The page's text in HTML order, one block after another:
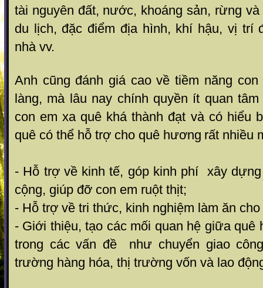
tài nguyên đất, nước, khoáng sản, rừng
du lịch, đặc điểm địa hình, khí hậu, vị trí
nhà vv.
Anh cũng đánh giá cao về tiềm năng
làng, mà lâu nay chính quyền ít quan
con em xa quê khá thành đạt và có hiểu
quê có thể hỗ trợ cho quê hương rất nhiều
- Hỗ trợ về kinh tế, góp kinh phí xây
cộng, giúp đỡ con em ruột thịt;
- Hỗ trợ về tri thức, kinh nghiệm làm ăn
- Giới thiệu, tạo các mối quan hệ giữa quê
trong các vấn đề như chuyển giao
trường hàng hóa, thị trường vốn và lao